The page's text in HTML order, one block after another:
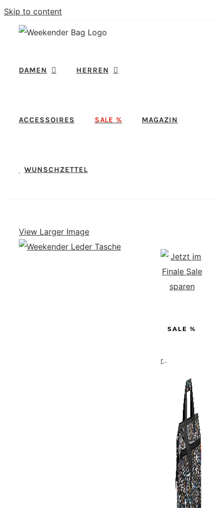
Skip to content
DAMEN HERREN
ACCESSOIRES SALE % MAGAZIN
WUNSCHZETTEL
View Larger Image
SALE %
reisenthel allrounder L pocket  Vielseitige Doktortasche für Reise, Arbeit und Freizeit  Mit praktischer Trolley…